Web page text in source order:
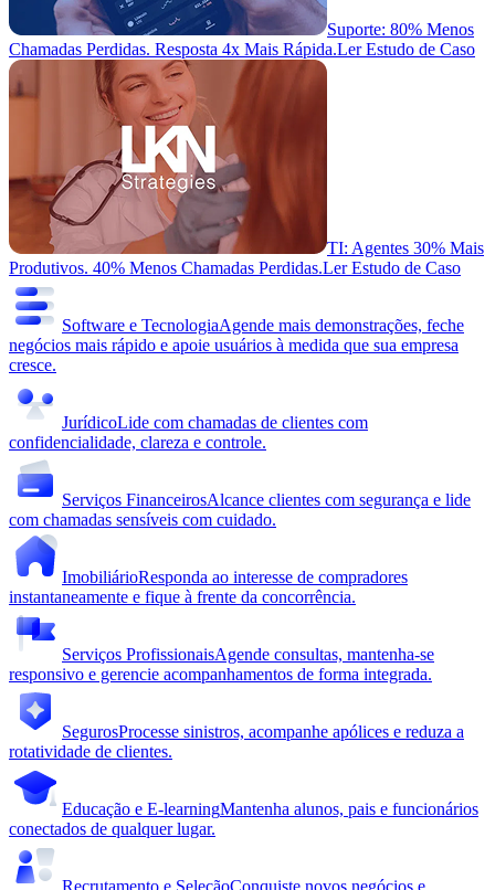
Suporte: 80% Menos
Chamadas Perdidas. Resposta 4x Mais Rápida.Ler Estudo de Caso
TI: Agentes 30% Mais
Produtivos. 40% Menos Chamadas Perdidas.Ler Estudo de Caso
Software e TecnologiaAgende mais demonstrações, feche
negócios mais rápido e apoie usuários à medida que sua empresa
cresce.
JurídicoLide com chamadas de clientes com
confidencialidade, clareza e controle.
Serviços FinanceirosAlcance clientes com segurança e lide
com chamadas sensíveis com cuidado.
ImobiliárioResponda ao interesse de compradores
instantaneamente e fique à frente da concorrência.
Serviços ProfissionaisAgende consultas, mantenha-se
responsivo e gerencie acompanhamentos de forma integrada.
SegurosProcesse sinistros, acompanhe apólices e reduza a
rotatividade de clientes.
Educação e E-learningMantenha alunos, pais e funcionários
conectados de qualquer lugar.
Recrutamento e SeleçãoConquiste novos negócios e